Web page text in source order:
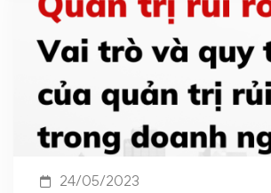
24/05/2023